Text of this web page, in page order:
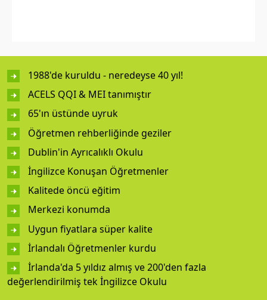
1988'de kuruldu - neredeyse 40 yıl!
ACELS QQI & MEI tanımıştır
65'ın üstünde uyruk
Öğretmen rehberliğinde geziler
Dublin'in Ayrıcalıklı Okulu
İngilizce Konuşan Öğretmenler
Kalitede öncü eğitim
Merkezi konumda
Uygun fiyatlara süper kalite
İrlandalı Öğretmenler kurdu
İrlanda'da 5 yıldız almış ve 200'den fazla
değerlendirilmiş tek İngilizce Okulu